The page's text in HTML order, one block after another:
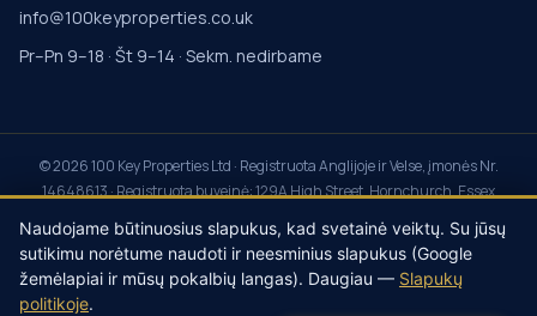
info@100keyproperties.co.uk
Pr–Pn 9–18 · Št 9–14 · Sekm. nedirbame
©2026100 Key Properties Ltd · Registruota Anglijoje ir Velse, įmonės Nr.
14648613 · Registruota buveinė: 129A High Street, Hornchurch, Essex
Protection CMP014115 · My Deposits registruotas agentas ·Privatumas·
Slapukai· Sąlygos·Skundai·Sukčiavimo prevencija·
Slapukų nustatymai
Naudojame būtinuosius slapukus, kad svetainė veiktų. Su jūsų
sutikimu norėtume naudoti ir neesminius slapukus (Google
žemėlapiai ir mūsų pokalbių langas). Daugiau — Slapukų
politikoje.